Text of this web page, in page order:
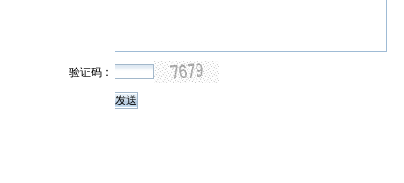
验证码：